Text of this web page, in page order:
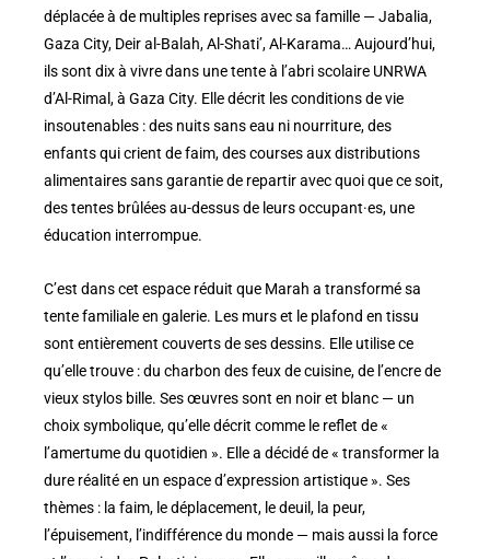
déplacée à de multiples reprises avec sa famille — Jabalia,
Gaza City, Deir al-Balah, Al-Shati’, Al-Karama… Aujourd’hui,
ils sont dix à vivre dans une tente à l’abri scolaire UNRWA
d’Al-Rimal, à Gaza City. Elle décrit les conditions de vie
insoutenables : des nuits sans eau ni nourriture, des
enfants qui crient de faim, des courses aux distributions
alimentaires sans garantie de repartir avec quoi que ce soit,
des tentes brûlées au-dessus de leurs occupant·es, une
éducation interrompue.
C’est dans cet espace réduit que Marah a transformé sa
tente familiale en galerie. Les murs et le plafond en tissu
sont entièrement couverts de ses dessins. Elle utilise ce
qu’elle trouve : du charbon des feux de cuisine, de l’encre de
vieux stylos bille. Ses œuvres sont en noir et blanc — un
choix symbolique, qu’elle décrit comme le reflet de «
l’amertume du quotidien ». Elle a décidé de « transformer la
dure réalité en un espace d’expression artistique ». Ses
thèmes : la faim, le déplacement, le deuil, la peur,
l’épuisement, l’indifférence du monde — mais aussi la force